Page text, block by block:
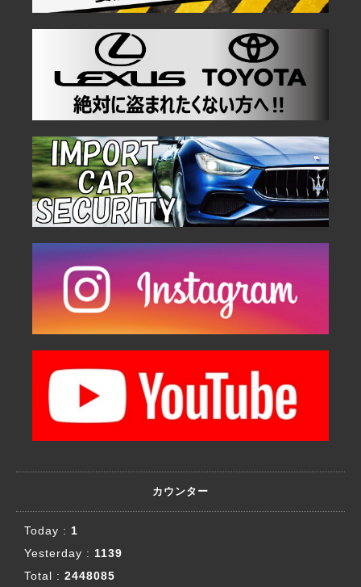
カウンター
Today : 1
Yesterday : 1139
Total : 2448085